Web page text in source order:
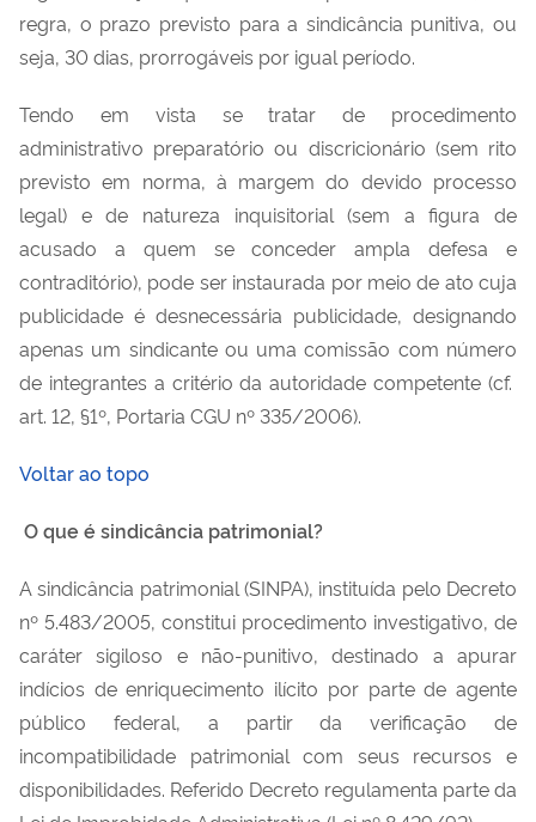
regra, o prazo previsto para a sindicância punitiva, ou
seja, 30 dias, prorrogáveis por igual período.
Tendo em vista se tratar de procedimento
administrativo preparatório ou discricionário (sem rito
previsto em norma, à margem do devido processo
legal) e de natureza inquisitorial (sem a figura de
acusado a quem se conceder ampla defesa e
contraditório), pode ser instaurada por meio de ato cuja
publicidade é desnecessária publicidade, designando
apenas um sindicante ou uma comissão com número
de integrantes a critério da autoridade competente (cf.
art. 12, §1º, Portaria CGU nº 335/2006).
Voltar ao topo
O que é sindicância patrimonial?
A sindicância patrimonial (SINPA), instituída pelo Decreto
nº 5.483/2005, constitui procedimento investigativo, de
caráter sigiloso e não-punitivo, destinado a apurar
indícios de enriquecimento ilícito por parte de agente
público federal, a partir da verificação de
incompatibilidade patrimonial com seus recursos e
disponibilidades. Referido Decreto regulamenta parte da